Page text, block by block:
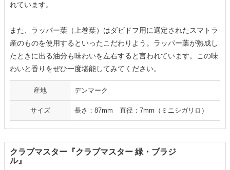
れています。
また、ラッパー葉（上巻葉）はダビドフ用に選定されたスマトラ
産のものを使用するといったこだわりよう。ラッパー葉が熟成し
たときに出る油分も味わいを左右すると言われています。この味
わいと香りをぜひ一度堪能してみてください。
産地 デンマーク
サイズ 長さ：87mm 直径：7mm（ミニシガリロ）
クラブマスター『クラブマスター 緑・ブラジ
ル』